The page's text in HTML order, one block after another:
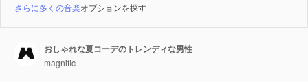
さらに多くの音楽オプションを探す
おしゃれな夏コーデのトレンディな男性
magnific